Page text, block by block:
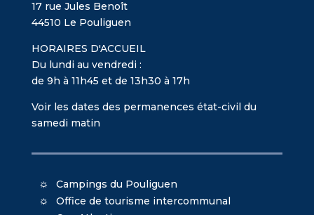
17 rue Jules Benoît
44510 Le Pouliguen
HORAIRES D'ACCUEIL
Du lundi au vendredi :
de 9h à 11h45 et de 13h30 à 17h
Voir les dates des permanences état-civil du
samedi matin
Campings du Pouliguen
Office de tourisme intercommunal